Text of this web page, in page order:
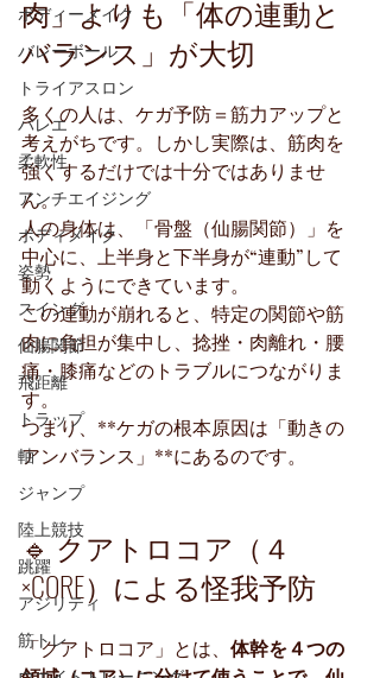
ボディーメイク
バレーボール
トライアスロン
バレエ
柔軟性
アンチエイジング
ボディメイク
姿勢
スイング
仙腸関節
飛距離
トラップ
軸
ジャンプ
陸上競技
跳躍
アジリティ
筋トレ
肉」よりも「体の連動と
バランス」が大切
多くの人は、ケガ予防＝筋力アップと
考えがちです。しかし実際は、筋肉を
強くするだけでは十分ではありませ
ん。
人の身体は、「骨盤（仙腸関節）」を
中心に、上半身と下半身が“連動”して
動くようにできています。
この連動が崩れると、特定の関節や筋
肉に負担が集中し、捻挫・肉離れ・腰
痛・膝痛などのトラブルにつながりま
す。
つまり、**ケガの根本原因は「動きの
アンバランス」**にあるのです。
🔹 クアトロコア（４
×CORE）による怪我予防
「クアトロコア」とは、 体幹を４つの